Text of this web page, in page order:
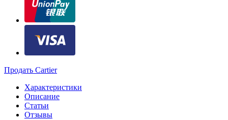
Продать Cartier
Характеристики
Описание
Статьи
Отзывы